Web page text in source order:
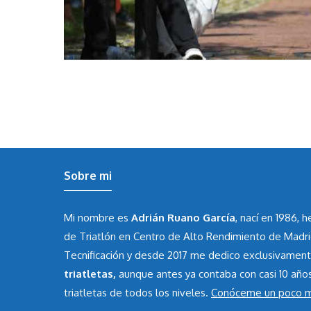
Sobre mi
Mi nombre es Adrián Ruano García, nací en 1986,
de Triatlón en Centro de Alto Rendimiento de
Tecnificación y desde 2017 me dedico
triatletas, aunque antes ya contaba con casi 10
triatletas de todos los niveles. Conóceme un poco